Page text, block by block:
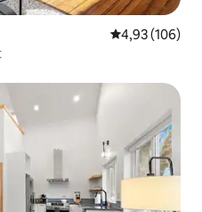
4,93 av 5 i
4,93 (106)